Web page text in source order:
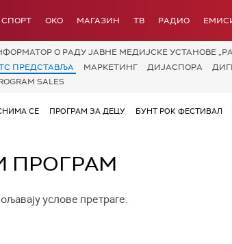
СПОРТ OKO МАГАЗИН ТВ РАДИО
О РАДУ ЈАВНЕ МЕДИЈСКЕ УСТАНОВЕ
ПРЕДСТАВЉА МАРКЕТИНГ ДИЈАСПОРА
SALES
СЕ ПРОГРАМ ЗА ДЕЦУ БУНТ РОК ФЕСТИВАЛ
ПРОГРАМ
услове претраге.